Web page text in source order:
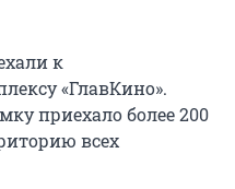
к
«ГлавКино».
приехало более 200
всех